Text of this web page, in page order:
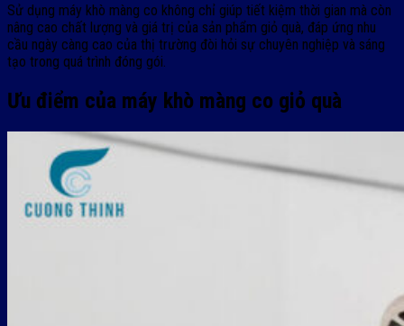
Sử dụng máy khò màng co không chỉ giúp tiết kiệm thời gian mà còn
nâng cao chất lượng và giá trị của sản phẩm giỏ quà, đáp ứng nhu
cầu ngày càng cao của thị trường đòi hỏi sự chuyên nghiệp và sáng
tạo trong quá trình đóng gói.
Ưu điểm của máy khò màng co giỏ quà